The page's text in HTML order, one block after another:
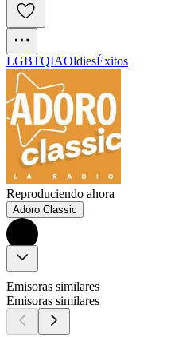
LGBTQIAOldiesÉxitos
Reproduciendo ahora
Adoro Classic
Emisoras similares
Emisoras similares